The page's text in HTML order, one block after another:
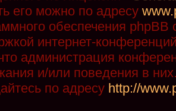
его можно по адресу
обеспечения phpBB
интернет-
администрация
и/или поведения в
по адресу http://